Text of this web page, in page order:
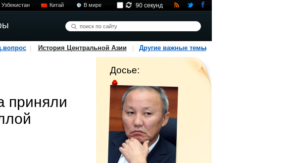
Узбекистан Китай В мире 90 секунд
История Центральной Азии Другие важные темы
приняли
Досье: